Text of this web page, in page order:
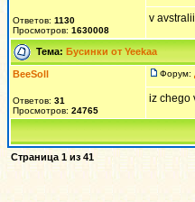
Ответов: 1130
Просмотров: 1630008
v
Тема: Бусинки от Yeekaa
BeeSoll
Ответов: 31
Просмотров: 24765
Форум:
iz chego
Страница 1из 41